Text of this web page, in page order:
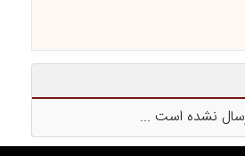
نشده است ...